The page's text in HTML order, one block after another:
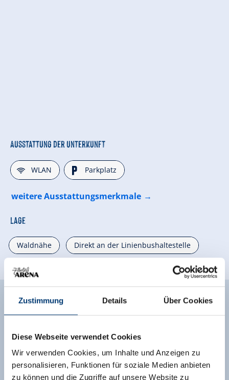
Zustimmung Details Über Cookies
Diese Webseite verwendet Cookies
Wir verwenden Cookies, um Inhalte und Anzeigen zu
personalisieren, Funktionen für soziale Medien anbieten
zu können und die Zugriffe auf unsere Website zu
Ausstattung der Unterkunft
🜉WLAN 🐈Parkplatz
weitere Ausstattungsmerkmale
Lage
Waldnähe Direkt an der Linienbushaltestelle
Direkt an der Skibushaltestelle Ruhige Lage